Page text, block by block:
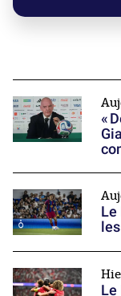
«
Le
Le